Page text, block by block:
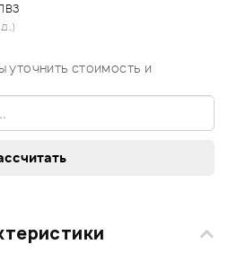
уточнить стоимость и